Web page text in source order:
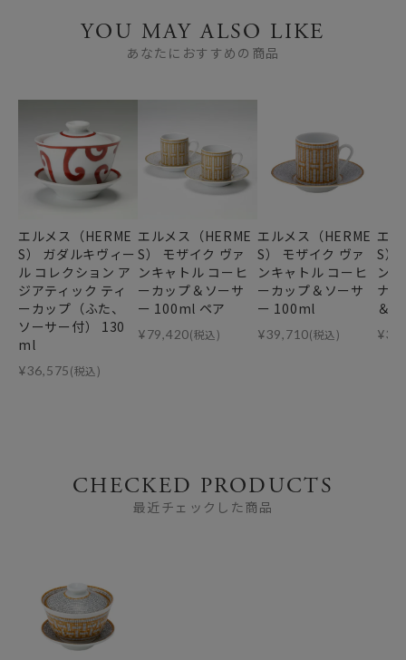
YOU MAY ALSO LIKE
あなたにおすすめの商品
エルメス（HERME
S） ガダルキヴィー
ル コレクション ア
ジアティック ティ
ーカップ（ふた、
ソーサー付） 130
ml
¥36,575(税込)
エルメス（HERME
S） モザイク ヴァ
ンキャトル コーヒ
ーカップ＆ソーサ
ー 100ml ペア
¥79,420(税込)
エルメス（HERME
S） モザイク ヴァ
ンキャトル コーヒ
ーカップ＆ソーサ
ー 100ml
¥39,710(税込)
エ
S）
ン
ナ
＆
¥
CHECKED PRODUCTS
最近チェックした商品